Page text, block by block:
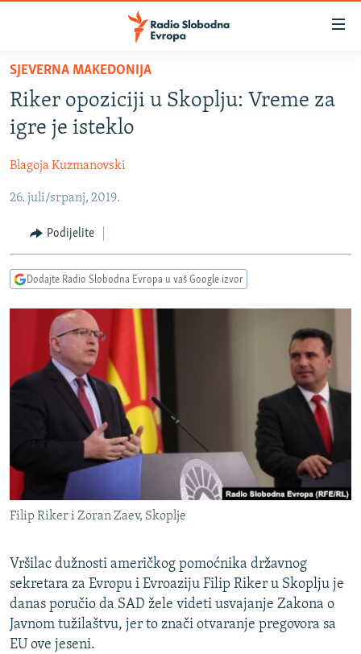
Pređite
glavni
sadržaj
Pređite
na
navigaciju
Pređite
pretragu
VIJESTI
BOSNA I HERCEGOVINA
SRBIJA
KOSOVO
CRNA GORA
VIZUELNO
FOTOGALERIJE
INFOGRAFIKE
PODCASTI
RAT U UKRAJINI
KINA NA BALKANU
RSE PRIČE IZ SVIJETA
ISPRIČAJ MI
DNEVNO@RSE
SPECIJALI RSE
VIŠE OD NASLOVA
GENOCID U SREBRENICI
POPLAVE I KLIZIŠTA U BIH 2024.
POST SCRIPTUM
MOJA EVROPA
TRI DECENIJE OD RATA U BIH
PRATITE NAS
Sve RFE/RL stranice
SJEVERNA MAKEDONIJA
Riker opoziciji u Skoplju: Vreme za
igre je isteklo
Blagoja Kuzmanovski
26. juli/srpanj, 2019.
Podijelite
Dodajte Radio Slobodna Evropa u vaš Google izvor
Filip Riker i Zoran Zaev, Skoplje
Vršilac dužnosti američkog pomoćnika državnog
sekretara za Evropu i Evroaziju Filip Riker u Skoplju je
danas poručio da SAD žele videti usvajanje Zakona o
Javnom tužilaštvu, jer to znači otvaranje pregovora sa
EU ove jeseni.